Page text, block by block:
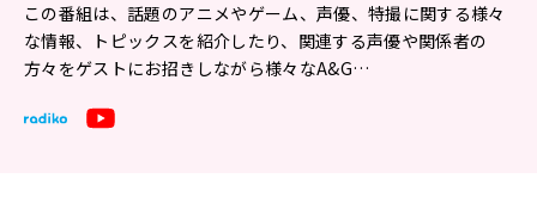
この番組は、話題のアニメやゲーム、声優、特撮に関する様々
な情報、トピックスを紹介したり、関連する声優や関係者の
方々をゲストにお招きしながら様々なA&G…